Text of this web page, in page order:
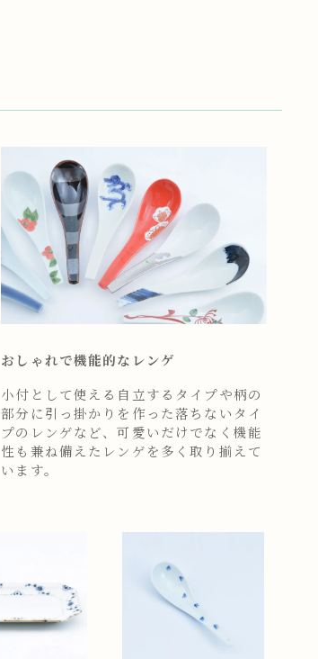
おしゃれで機能的なレンゲ
小付として使える自立するタイプや柄の
部分に引っ掛かりを作った落ちないタイ
プのレンゲなど、可愛いだけでなく機能
性も兼ね備えたレンゲを多く取り揃えて
います。